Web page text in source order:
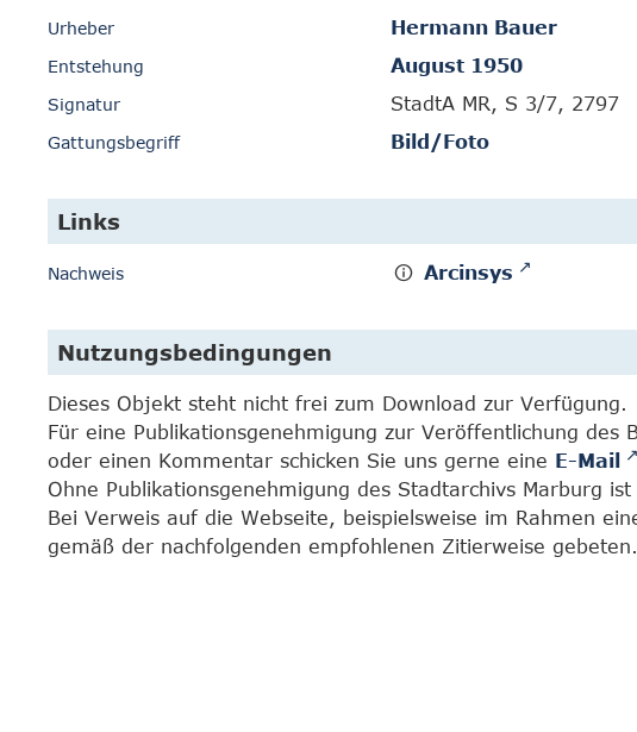
Urheber Hermann Bauer
Entstehung August 1950
Signatur StadtA MR, S 3/7, 2797
Gattungsbegriff Bild/Foto
Links
Nachweis Arcinsys
Nutzungsbedingungen
Dieses Objekt steht nicht frei zum Download zur Verfügung.
Für eine Publikationsgenehmigung zur Veröffentlichung
oder einen Kommentar schicken Sie uns gerne eine E-Mail
Ohne Publikationsgenehmigung des Stadtarchivs Marburg
Bei Verweis auf die Webseite, beispielsweise im Rahmen
gemäß der nachfolgenden empfohlenen Zitierweise gebeten.